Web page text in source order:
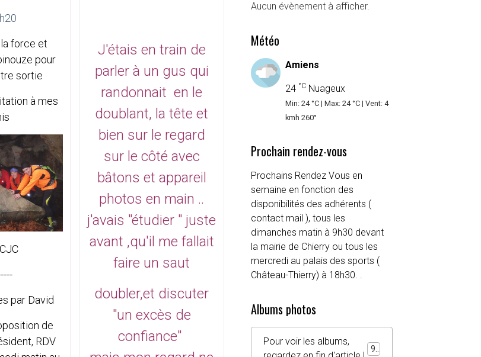
force et
pour
sortie
à mes
par David
de
RDV
J'étais en train de
parler à un gus qui
randonnait en le
doublant, la tête et
bien sur le regard
sur le côté avec
bâtons et appareil
photos en main ..
j'avais "étudier " juste
avant ,qu'il me fallait
faire un saut
doubler,et discuter
"un excès de
confiance"
Aucun évènement à afficher.
Météo
Amiens
24 °CNuageux
Min: 24 °C | Max: 24 °C | Vent: 4
kmh 260°
Prochain rendez-vous
Prochains Rendez Vous en
semaine en fonction des
disponibilités des adhérents (
contact mail ), tous les
dimanches matin à 9h30 devant
la mairie de Chierry ou tous les
mercredi au palais des sports (
Château-Thierry) à 18h30. .
Albums photos
Pour voir les albums,